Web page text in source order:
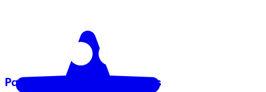
Pampers® à Multiples Usages